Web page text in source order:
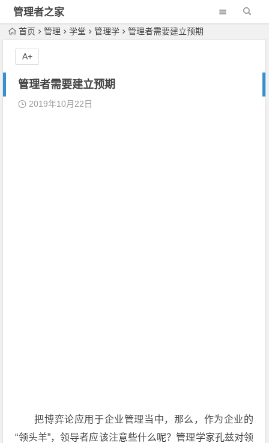
管理者之家
首页 管理 学堂 管理学 管理者需要建立预期
管理者需要建立预期
2019年10月22日
把博弈论应用于企业管理当中，那么，作为企业的
“领头羊”，领导者应该注意些什么呢？管理学家孔兹对领
A+